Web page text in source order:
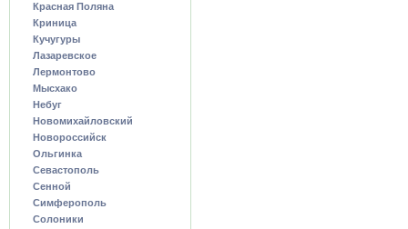
Красная Поляна
Криница
Кучугуры
Лазаревское
Лермонтово
Мысхако
Небуг
Новомихайловский
Новороссийск
Ольгинка
Севастополь
Сенной
Симферополь
Солоники